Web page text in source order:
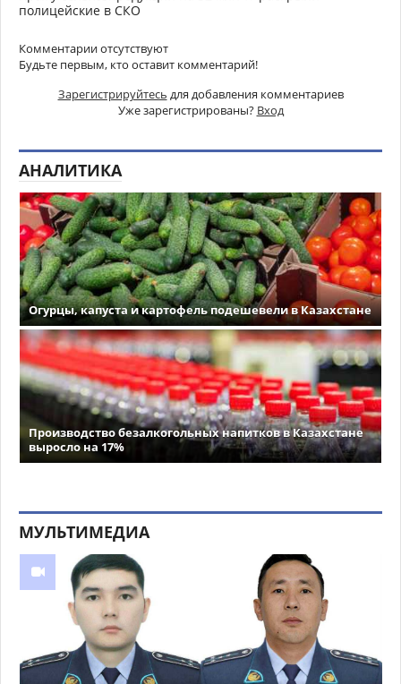
полицейские в СКО
Комментарии отсутствуют
Будьте первым, кто оставит комментарий!
Зарегистрируйтесь для добавления комментариев
Уже зарегистрированы? Вход
АНАЛИТИКА
Огурцы, капуста и картофель подешевели в Казахстане
Производство безалкогольных напитков в Казахстане
выросло на 17%
МУЛЬТИМЕДИА